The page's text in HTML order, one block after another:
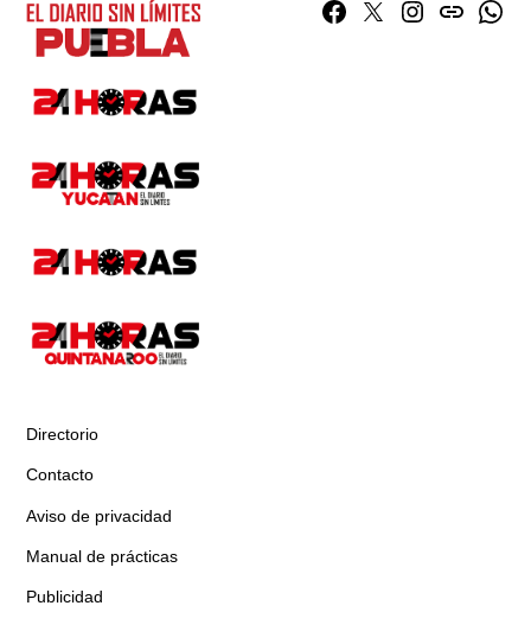
Facebook
TwitterInstagram
issuu
Directorio
Contacto
Aviso de privacidad
Manual de prácticas
Publicidad